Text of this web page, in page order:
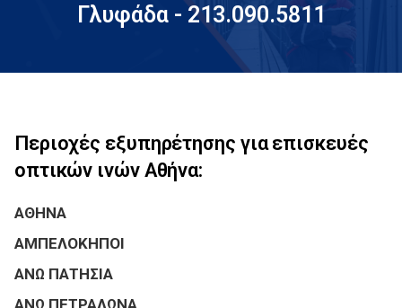
Γλυφάδα - 213.090.5811
Περιοχές εξυπηρέτησης για επισκευές
οπτικών ινών Αθήνα:
ΑΘΗΝΑ
ΑΜΠΕΛΟΚΗΠΟΙ
ΑΝΩ ΠΑΤΗΣΙΑ